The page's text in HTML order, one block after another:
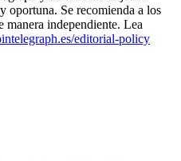
oportuna. Se recomienda a los
independiente. Lea
editorial-policy